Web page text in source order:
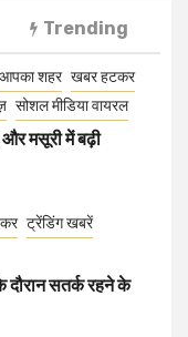
Trending
आपका शहर खबर हटकर
सोशल मीडिया वायरल
मसूरी में बढ़ी
ट्रेंडिंग खबरें
दौरान सतर्क रहने के